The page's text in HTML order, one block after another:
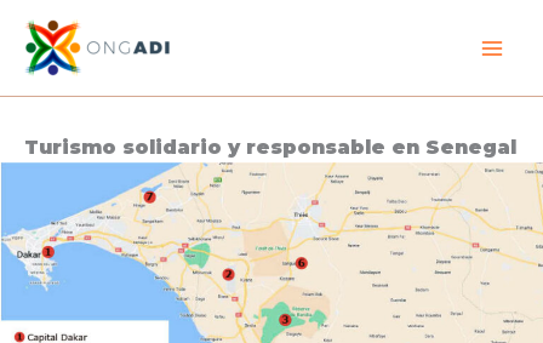
contenido
Turismo solidario y responsable en Senegal